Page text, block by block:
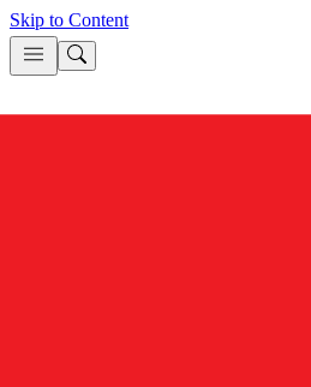
Skip to Content